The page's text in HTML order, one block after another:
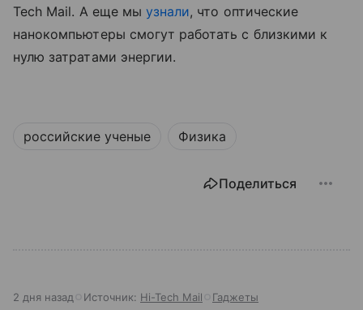
Tech Mail. А еще мы узнали, что оптические
нанокомпьютеры смогут работать с близкими к
нулю затратами энергии.
российские ученые Физика
Поделиться
2 дня назад Источник: Hi-Tech Mail Гаджеты